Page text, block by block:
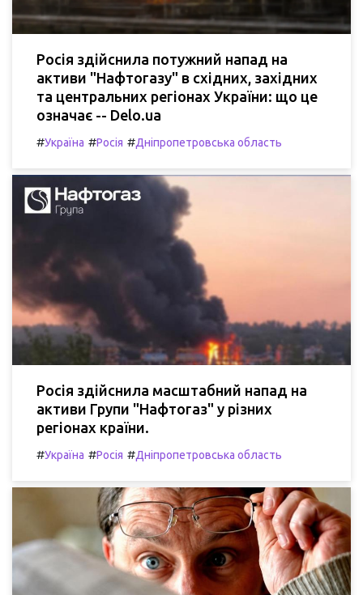
Росія здійснила потужний напад на
активи "Нафтогазу" в східних, західних
та центральних регіонах України: що це
означає -- Delo.ua
#Україна #Росія #Дніпропетровська область
Росія здійснила масштабний напад на
активи Групи "Нафтогаз" у різних
регіонах країни.
#Україна #Росія #Дніпропетровська область